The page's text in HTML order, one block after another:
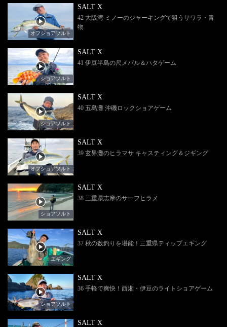
オフショアソルト
SALT X
42 大阪湾 ミノーのジャーキングで狙うサワラ・青
物
ショアソルト
SALT X
41 伊豆半島の尺メバル＆ハタゲーム
ショアソルト
SALT X
40 五島灘 沖磯ロックショアゲーム
オフショアソルト
SALT X
39 玄界灘のヒラマサ キャスティング＆ジギング
ショアソルト
SALT X
38 三重県志摩のサーフヒラメ
エギング
SALT X
37 秋の数釣りを堪能！三重県ティップエギング
ショアソルト
SALT X
36 手軽で爽快！西湘・伊豆のライトショアゲーム
SALT X